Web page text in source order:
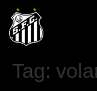
Tag: